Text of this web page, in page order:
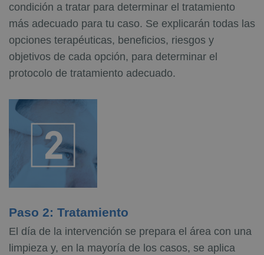
condición a tratar para determinar el tratamiento
más adecuado para tu caso. Se explicarán todas las
opciones terapéuticas, beneficios, riesgos y
objetivos de cada opción, para determinar el
protocolo de tratamiento adecuado.
Paso 2: Tratamiento
El día de la intervención se prepara el área con una
limpieza y, en la mayoría de los casos, se aplica